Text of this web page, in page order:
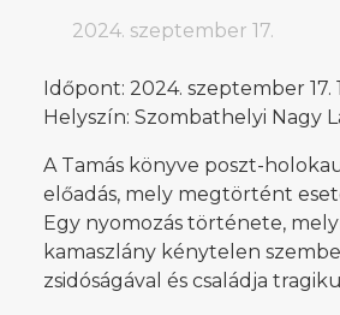
2024. szeptember 17.
Időpont: 2024. szeptember 17.
Helyszín: Szombathelyi Nagy
A Tamás könyve poszt-
előadás, mely megtörtént
Egy nyomozás története,
kamaszlány kénytelen
zsidóságával és családja